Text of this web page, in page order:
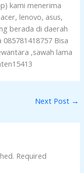
kami menerima
lenovo, asus,
berada di daerah
Bisa
,sawah lama
Next Post →
Required